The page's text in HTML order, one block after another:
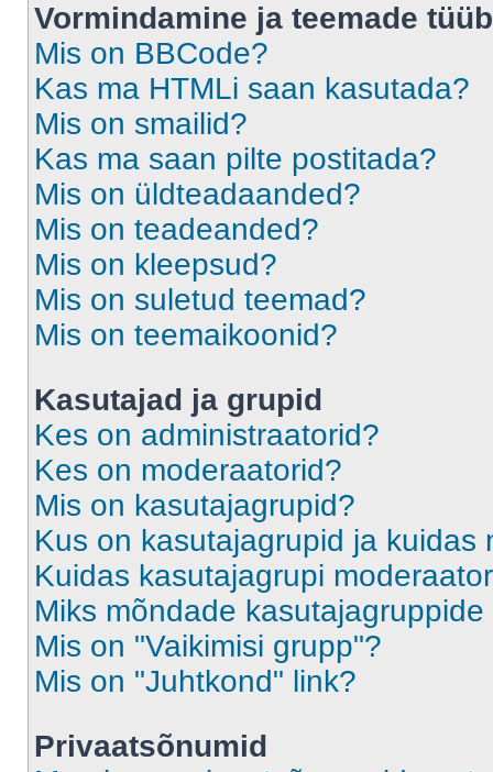
Vormindamine ja teemade
Mis on BBCode?
Kas ma HTMLi saan kasutada?
Mis on smailid?
Kas ma saan pilte postitada?
Mis on üldteadaanded?
Mis on teadeanded?
Mis on kleepsud?
Mis on suletud teemad?
Mis on teemaikoonid?
Kasutajad ja grupid
Kes on administraatorid?
Kes on moderaatorid?
Mis on kasutajagrupid?
Kus on kasutajagrupid ja kuidas
Kuidas kasutajagrupi
Miks mõndade
Mis on "Vaikimisi grupp"?
Mis on "Juhtkond" link?
Privaatsõnumid